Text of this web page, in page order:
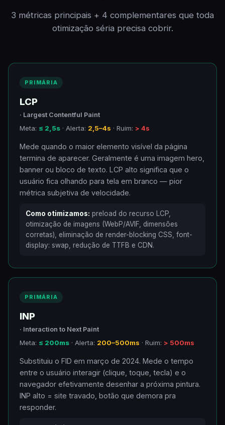
3 métricas principais + 4 complementares que toda
otimização séria precisa cobrir.
PRIMÁRIA
LCP
· Largest Contentful Paint
Meta: ≤ 2,5s · Alerta: 2,5–4s · Ruim: > 4s
Mede quando o maior elemento visível da página
termina de aparecer. Geralmente é uma imagem hero,
banner ou bloco de texto. LCP alto significa que o
usuário fica olhando para tela em branco — pior
métrica subjetiva de velocidade.
Como otimizamos: preload do recurso LCP,
otimização de imagens (WebP/AVIF, dimensões
corretas), eliminação de render-blocking CSS, font-
display: swap, redução de TTFB e CDN.
PRIMÁRIA
INP
· Interaction to Next Paint
Meta: ≤ 200ms · Alerta: 200–500ms · Ruim: > 500ms
Substituiu o FID em março de 2024. Mede o tempo
entre o usuário interagir (clique, toque, tecla) e o
navegador efetivamente desenhar a próxima pintura.
INP alto = site travado, botão que demora pra
responder.